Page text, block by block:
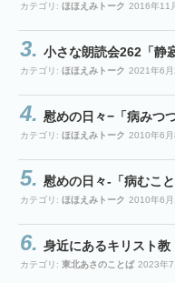
カテゴリ: ほほえみトーク 2016年11
小さな朗読会262「静
カテゴリ: ほほえみトーク 2021年6月
慰めの日々−「病みつ
カテゴリ: ほほえみトーク 2010年6月
慰めの日々-「病むこ
カテゴリ: ほほえみトーク 2010年6月
身近にあるキリスト教
カテゴリ: 東北あさのことば 2023年7